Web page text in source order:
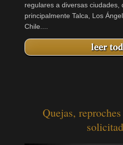
regulares a diversas ciudades,
principalmente Talca, Los
Chile....
Quejas,